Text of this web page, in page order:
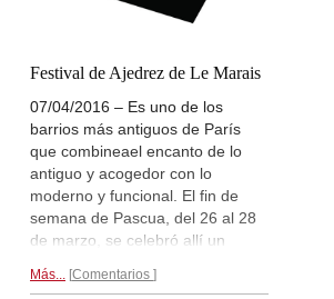
Festival de Ajedrez de Le Marais
07/04/2016 – Es uno de los
barrios más antiguos de París
que combineael encanto de lo
antiguo y acogedor con lo
moderno y funcional. El fin de
semana de Pascua, del 26 al 28
de marzo, se celebró allí un
pintoresco ayuntamiento del
Más... Comentarios